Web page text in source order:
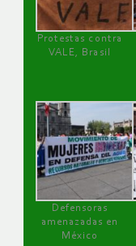
Protestas contra
VALE, Brasil
Defensoras
amenazadas en
México